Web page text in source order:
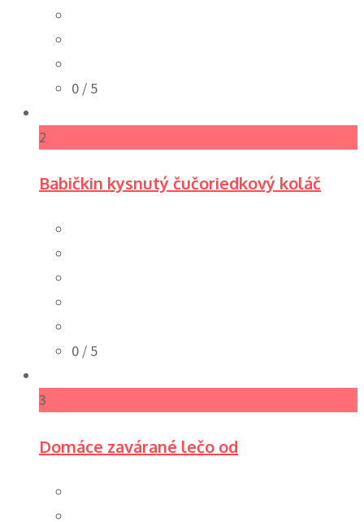
0 / 5
2
Babičkin kysnutý čučoriedkový koláč
0 / 5
3
Domáce zavárané lečo od